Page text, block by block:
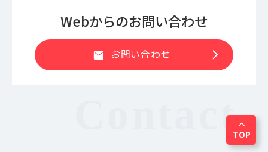
Webからのお問い合わせ
mail お問い合わせ chevron_right
expand_less
TOP